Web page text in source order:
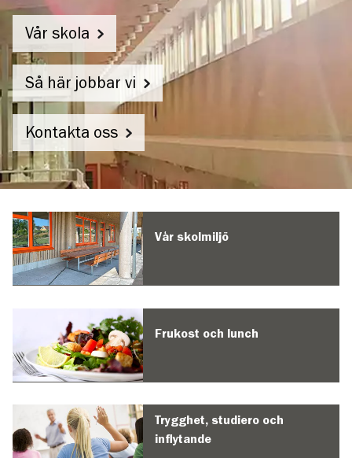
Vår skola
Så här jobbar vi
Kontakta oss
Vår skolmiljö
Frukost och lunch
Trygghet, studiero och
inflytande